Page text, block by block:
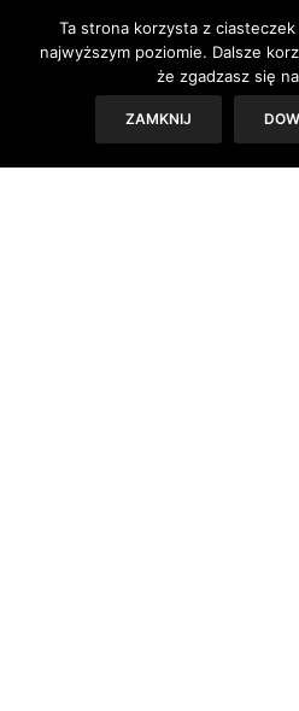
Ta strona korzysta z
najwyższym poziomie. Dalsze
że zgadzasz się
ZAMKNIJ